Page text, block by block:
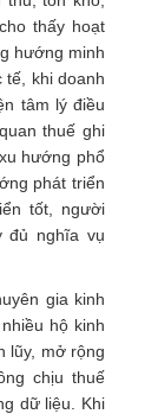
thấy hoạt
hướng minh
tế, khi doanh
tâm lý điều
thuế ghi
hướng phổ
phát triển
tốt, người
đủ nghĩa vụ
gia kinh
hộ kinh
lũy, mở rộng
chịu thuế
dữ liệu. Khi